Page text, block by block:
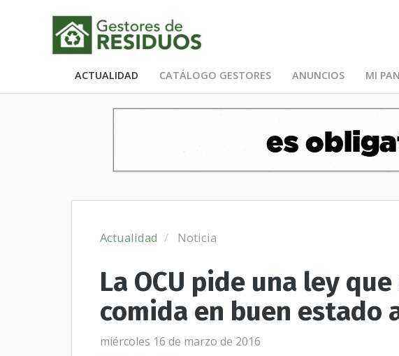
ACTUALIDAD CATÁLOGO GESTORES ANUNCIOS MI
Actualidad Noticia
La OCU pide una ley
comida en buen estado
miércoles 16 de marzo de 2016